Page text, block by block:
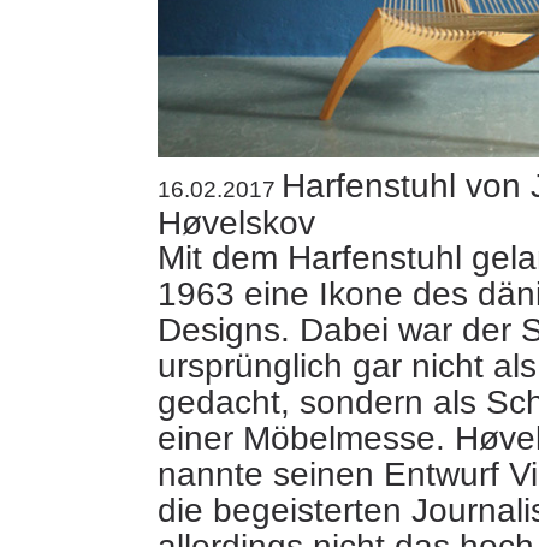
16.02.2017 Harfenstuhl von
Høvelskov
Mit dem Harfenstuhl
1963 eine Ikone des
Designs. Dabei war der
ursprünglich gar nicht
gedacht, sondern als
einer Möbelmesse.
nannte seinen Entwurf
die begeisterten